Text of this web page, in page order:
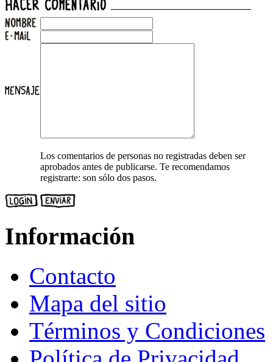
Los comentarios de personas no registradas deben ser
aprobados antes de publicarse. Te recomendamos
registrarte: son sólo dos pasos.
Información
Contacto
Mapa del sitio
Términos y Condiciones